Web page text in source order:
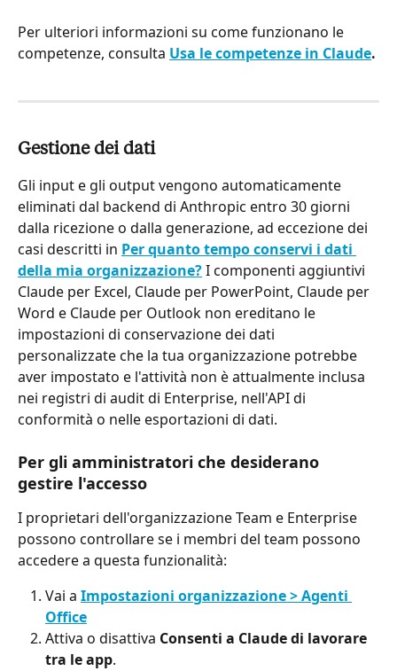
Per ulteriori informazioni su come funzionano le
competenze, consulta Usa le competenze in Claude.
Gestione dei dati
Gli input e gli output vengono automaticamente
eliminati dal backend di Anthropic entro 30 giorni
dalla ricezione o dalla generazione, ad eccezione dei
casi descritti in Per quanto tempo conservi i dati
della mia organizzazione? I componenti aggiuntivi
Claude per Excel, Claude per PowerPoint, Claude per
Word e Claude per Outlook non ereditano le
impostazioni di conservazione dei dati
personalizzate che la tua organizzazione potrebbe
aver impostato e l'attività non è attualmente inclusa
nei registri di audit di Enterprise, nell'API di
conformità o nelle esportazioni di dati.
Per gli amministratori che desiderano
gestire l'accesso
I proprietari dell'organizzazione Team e Enterprise
possono controllare se i membri del team possono
accedere a questa funzionalità:
Vai a Impostazioni organizzazione > Agenti
Office
Attiva o disattiva Consenti a Claude di lavorare
tra le app.